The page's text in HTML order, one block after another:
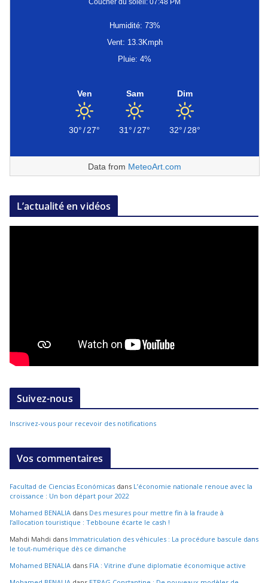
Humidité: 73%
Vent: 13.3Kmph
Pluie: 4%
Ven
30°/27°
Sam
31°/27°
Dim
32°/28°
Data from MeteoArt.com
L’actualité en vidéos
Suivez-nous
Inscrivez-vous pour recevoir des notifications
Vos commentaires
Facultad de Ciencias Económicas dans L’économie nationale renoue avec la
croissance : Un bon départ pour 2022
Mohamed BENALIA dans Des mesures pour mettre fin à la fraude à
l’allocation touristique : Tebboune écarte le cash !
Mahdi Mahdi dans Immatriculation des véhicules : La procédure bascule dans
le tout-numérique dès ce dimanche
Mohamed BENALIA dans FIA : Vitrine d’une diplomatie économique active